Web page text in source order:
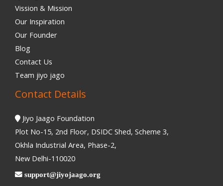
Vission & Mission
Our Inspiration
Our Founder
Blog
Contact Us
Team jiyo jago
Contact Details
Jiyo Jaago Foundation
Plot No-15, 2nd Floor, DSIDC Shed, Scheme 3,
Okhla Industrial Area, Phase-2,
New Delhi-110020
support@jiyojaago.org